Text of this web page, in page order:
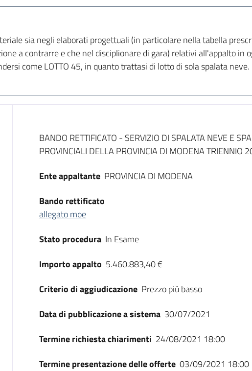
sia negli elaborati progettuali (in particolare nella tabella
a contrarre e che nel disciplionare di gara) relativi all'appalto in
come LOTTO 45, in quanto trattasi di lotto di sola spalata neve.
Dati del bando
BANDO RETTIFICATO - SERVIZIO DI SPALATA NEVE E
PROVINCIALI DELLA PROVINCIA DI MODENA TRIENNIO
Ente appaltante PROVINCIA DI MODENA
Bando rettificato
allegato moe
Stato procedura In Esame
Importo appalto 5.460.883,40 €
Criterio di aggiudicazione Prezzo più basso
Data di pubblicazione a sistema 30/07/2021
Termine richiesta chiarimenti 24/08/2021 18:00
Termine presentazione delle offerte 03/09/2021 18:00